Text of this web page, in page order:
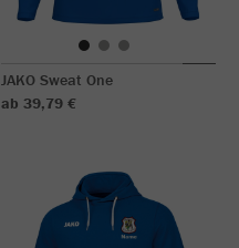
JAKO Sweat One
ab 39,79 €